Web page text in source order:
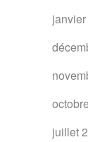
juillet